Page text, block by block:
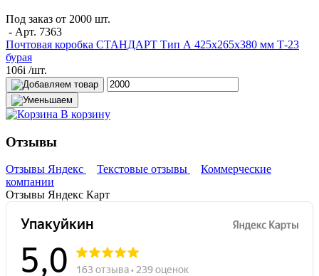
Под заказ от 2000 шт.
- Арт. 7363
Почтовая коробка СТАНДАРТ Тип А 425х265х380 мм Т-23
бурая
106i /шт.
В корзину
Отзывы
Отзывы Яндекс Текстовые отзывы
Коммерческие
компании
Отзывы Яндекс Карт